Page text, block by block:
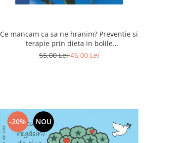
Ce mancam ca sa ne hranim? Preventie si
terapie prin dieta in bolile
cardiovasculare si in diabetul zaharat
55,00 Lei45,00 Lei
-20% NOU